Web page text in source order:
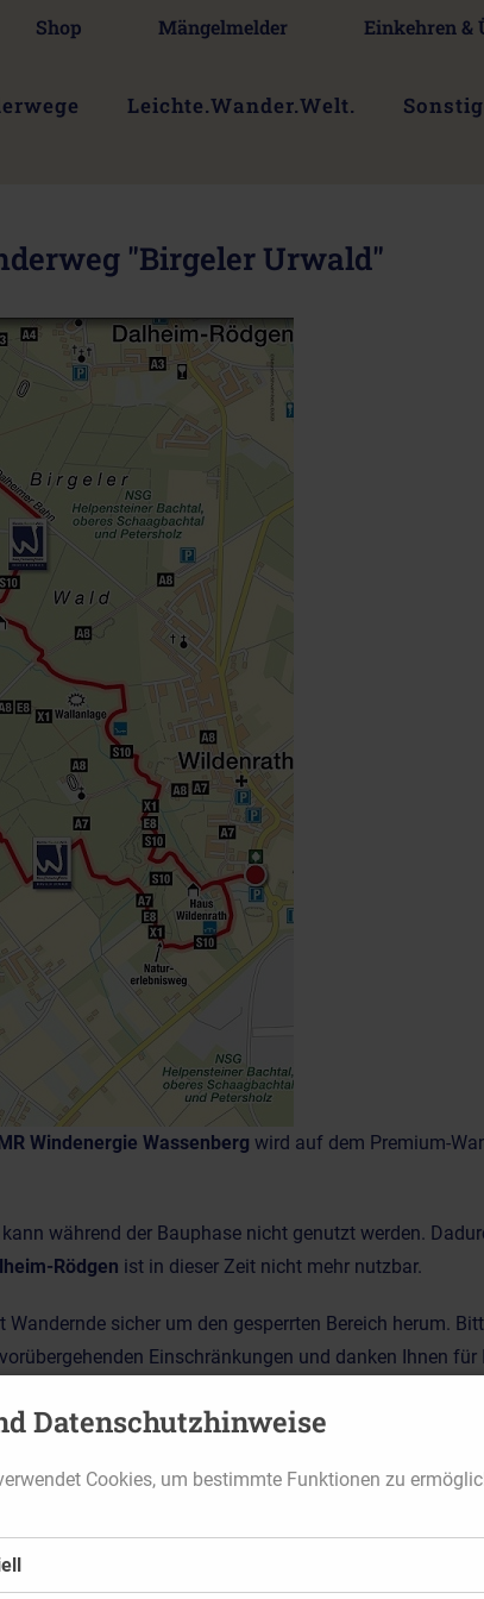
Shop Mängelmelder Einkehren &
Leichte.Wander.Welt.
"Birgeler Urwald"
Windenergie Wassenberg wird auf dem Premium-
während der Bauphase nicht genutzt werden.
Rödgen ist in dieser Zeit nicht mehr nutzbar.
sicher um den gesperrten Bereich herum.
Einschränkungen und danken Ihnen für
Datenschutzhinweise
Cookies, um bestimmte Funktionen zu